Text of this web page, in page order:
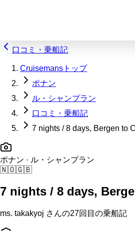
口コミ・乗船記
Cruisemansトップ
ポナン
ル・シャンプラン
口コミ・乗船記
7 nights / 8 days, Bergen to
ポナン · ル・シャンプラン
🇳🇴🇬🇧
7 nights / 8 days,
ms. takakyoj さんの27回目の乗船記